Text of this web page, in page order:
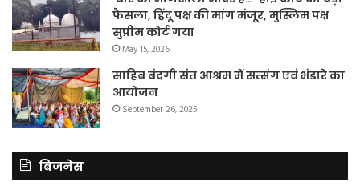
फैसला, हिंदू पक्ष की मांग मंजूर, मुस्लिम पक्ष
सुप्रीम कोर्ट गया
May 15, 2026
साहिब बंदगी संत आश्रम में सत्संग एवं भंडारे का
आयोजन
September 26, 2025
बिजनेस